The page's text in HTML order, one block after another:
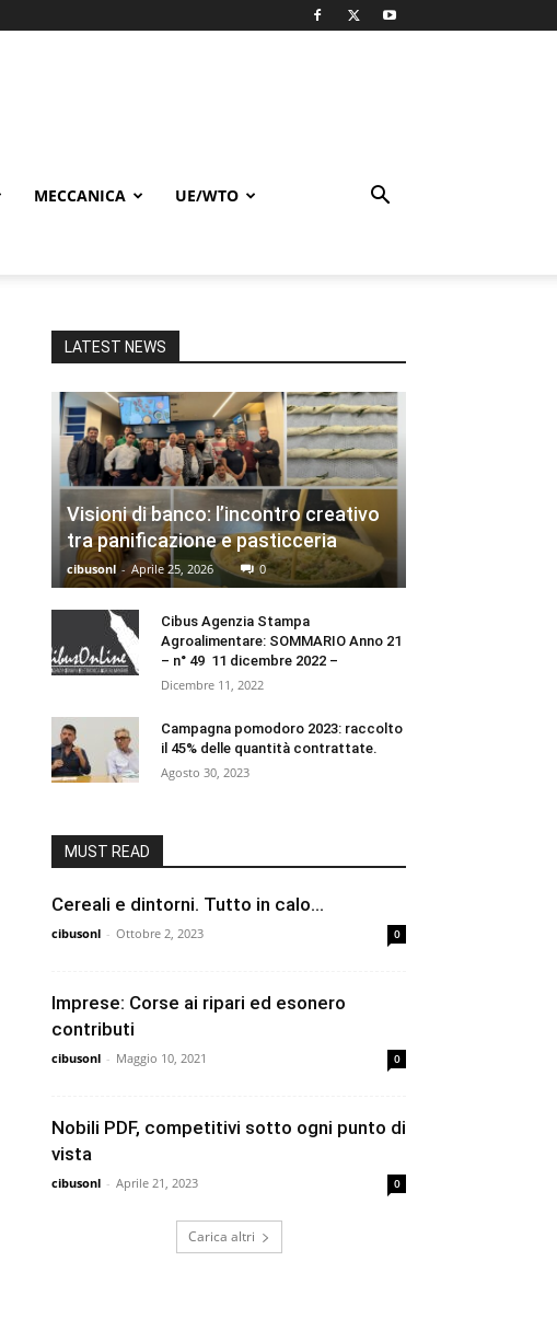
MECCANICA UE/WTO
LATEST NEWS
Visioni di banco: l’incontro creativo
tra panificazione e pasticceria
cibusonl - Aprile 25, 2026 0
Cibus Agenzia Stampa
Agroalimentare: SOMMARIO Anno 21
– n° 49 11 dicembre 2022 –
Dicembre 11, 2022
Campagna pomodoro 2023: raccolto
il 45% delle quantità contrattate.
Agosto 30, 2023
MUST READ
Cereali e dintorni. Tutto in calo…
cibusonl - Ottobre 2, 2023 0
Imprese: Corse ai ripari ed esonero
contributi
cibusonl - Maggio 10, 2021 0
Nobili PDF, competitivi sotto ogni punto di
vista
cibusonl - Aprile 21, 2023 0
Carica altri